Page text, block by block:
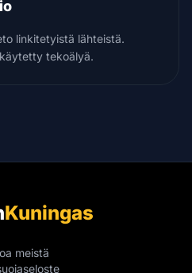
linkitetyistä lähteistä.
tekoälyä.
Kuningas
meistä